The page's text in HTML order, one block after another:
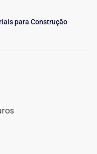
para Construção